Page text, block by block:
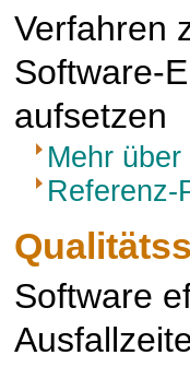
Verfahren
Software-
aufsetzen
Mehr
Referenz-
Software